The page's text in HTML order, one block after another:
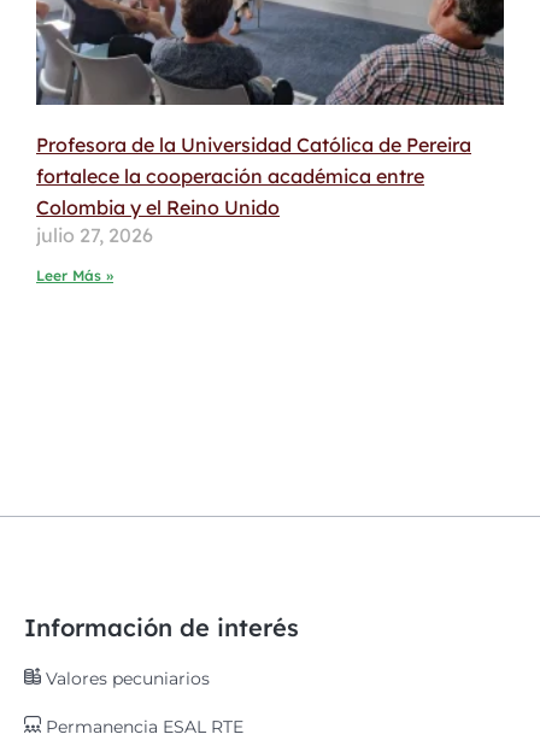
Profesora de la Universidad Católica de Pereira
fortalece la cooperación académica entre
Colombia y el Reino Unido
julio 27, 2026
Leer Más »
Información de interés
Valores pecuniarios
Permanencia ESAL RTE